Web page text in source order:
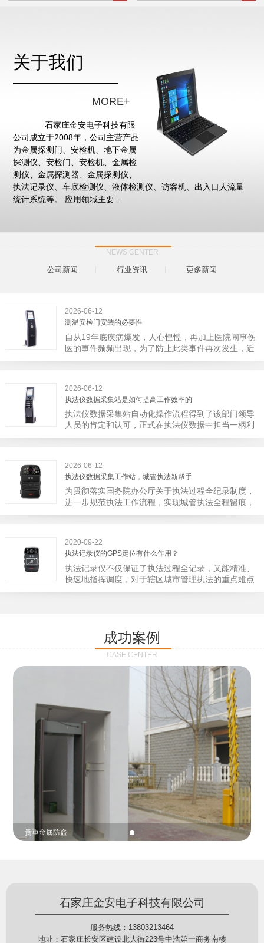
关于我们
MORE+
石家庄金安电子科技有限
公司成立于2008年，公司主营产品
为金属探测门、安检机、地下金属
探测仪、安检门、安检机、金属检
测仪、金属探测器、金属探测仪、
执法记录仪、车底检测仪、液体检测仪、访客机、出入口人流量
统计系统等。 应用领域主要...
NEWS CENTER
公司新闻 行业资讯 更多新闻
2026-06-12
测温安检门安装的必要性
自从19年底疾病爆发，人心惶惶，再加上医院闹事伤
医的事件频频出现，为了防止此类事件再次发生，近
日，广西南宁市卫建委发出通知，要求当地市属各三
大体只有两个，其一，安装安检门是否会激化矛盾。
其二，安装安检门可以防范于未然。1月6号当天，南
宁市第二医院刚试行安检的首日，检查出10多把各类
刀具和一把管制类刀具。近来伤医事件屡屡发生，安
装安检门可以缓解医生安全感不足的问题，同时安检
2026-06-12
执法仪数据采集站是如何提高工作效率的
执法仪数据采集站自动化操作流程得到了该部门领导
人员的肯定和认可，正式在执法仪数据中担当一柄利
剑。 执法仪数据采集站对于执法仪数据资料的管理
备能自动读取目标对象，并同步到采集站中，此外设
备具有断点续传的功能，如果碰到网络故障，可以从
已经上传或下载的部分开始继续上传下载未完成的部
分，而没有必要从头开始上传下载，能节省时间，提
高速度。再者待数据传输完毕之后，执法仪数据采集
下次直接使用，提高执法仪数据效率。执法仪数据采
集站还具有强大的数据存储管理系统，后台统计不同
上传时段、不同重要级别的数据，将统计结果以图表
或者报表的形式呈现；设备设置有用户操作权限管
理，自动将用户警员编号与执法仪编号绑定，保障数
据的合法性，同时系统可设置每个警员的权限，明确
2026-06-12
执法仪数据采集工作站，城管执法新帮手
为贯彻落实国务院办公厅关于执法过程全纪录制度，
进一步规范执法工作流程，实现城管执法全程留痕，
深入推进执法队伍规范化建设，给城管执法工作添加
止了双方矛盾的发生。现在有了执法仪数据采集工作
站，执法队员的担忧便得到有效的解决。每个采集工
作站可支持多台执法记录仪设备同时上传数据，队员
当天使用当天上传，通过数据线接入到采集工作站，
它会自动读取所有的视频、音频、图片、日志等信
作站也能自动为执法记录仪充充电、校校时，做执法
记录仪的贴心小"保姆"。随着群众法律意识的逐步提
高，行政执法行为更加"阳光、透明"，通过工作站可
以随时调取证据视频，精准查阅现场资料，直戳了当
的展示给行政相对人看，有效的减少了行政相对人对
城管执法行为的误解，树立了执法的公信力。
2020-09-22
执法记录仪的GPS定位有什么作用？
执法记录仪不仅保证了执法过程全记录，又能精准、
快速地指挥调度，对于辖区城市管理执法的重点难点
也能一目了然，在城市管理工作信息化中发挥着重要
定位模块，可通过移动网络将位置信息实时发送到监
控中心，在平台的电子地图上显示出设备的具体位
置，实时查看执法人员到岗情况及根据执法环境迅速
调配周边执法人员。同时，内置NFC芯片，可支持身
份证查验等拓展功能，在实战中发挥着重要的作用，
能广泛应用于交警公安执法、卫生监督、城管执法、
海关执法、路政、质量监督、林业园林、消防、质量
监督、公路铁路等各个领域。
成功案例
CASE CENTER
贵重金属防盗
石家庄金安电子科技有限公司
服务热线：13803213464
地址：石家庄长安区建设北大街223号中浩第一商务南楼